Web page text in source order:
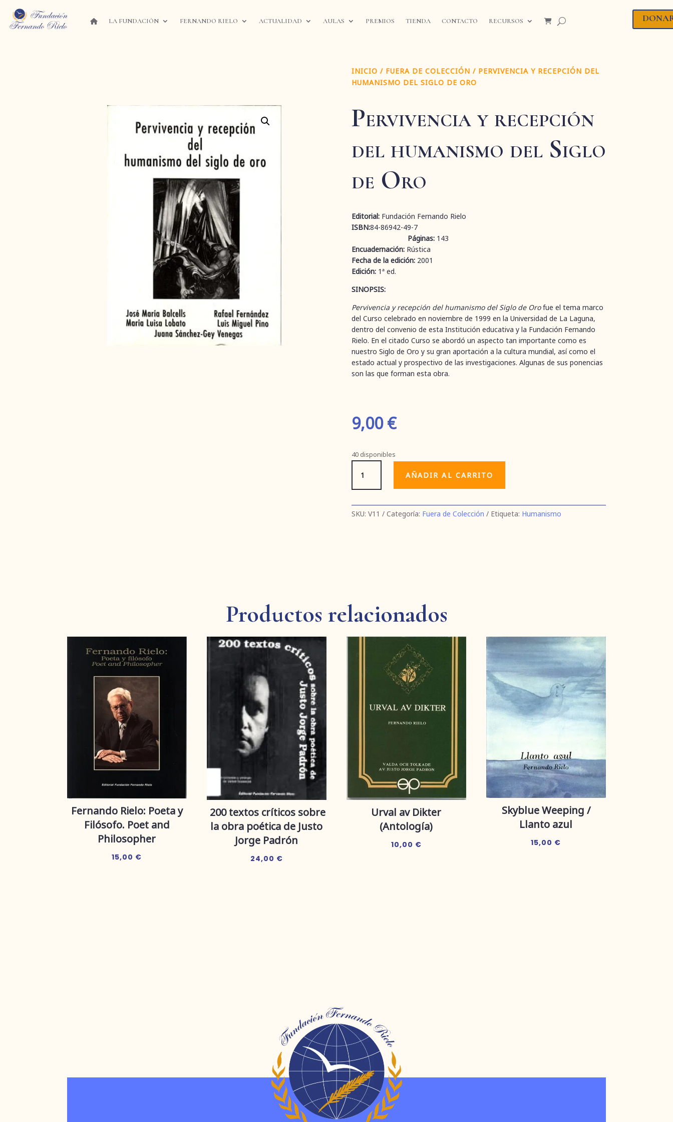
LA FUNDACIÓN FERNANDO RIELO ACTUALIDAD AULAS PREMIOS TIENDA CONTACTO RECURSOS
INICIO / FUERA DE COLECCIÓN / PERVIVENCIA Y RECEPCIÓN DEL
HUMANISMO DEL SIGLO DE ORO
Pervivencia y recepción
del humanismo del Siglo
de Oro
Editorial:Fundación Fernando Rielo
ISBN:84-86942-49-7
Páginas: 143
Encuadernación:Rústica
Fecha de la edición:2001
Edición:1ª ed.
SINOPSIS:
Pervivencia y recepción del humanismo del Siglo de Orofue el tema marco
del Curso celebrado en noviembre de 1999 en la Universidad de La Laguna,
dentro del convenio de esta Institución educativa y la Fundación Fernando
Rielo. En el citado Curso se abordó un aspecto tan importante como es
nuestro Siglo de Oro y su gran aportación a la cultura mundial, así como el
estado actual y prospectivo de las investigaciones. Algunas de sus ponencias
son las que forman esta obra.
9,00€
40 disponibles
Pervivencia
recepción
humanismo
AÑADIR AL CARRITO
SKU: V11 Categoría: Fuera de Colección Etiqueta: Humanismo
Productos relacionados
Fernando Rielo: Poeta y
Filósofo. Poet and
Philosopher
15,00 €
200 textos críticos sobre
la obra poética de Justo
Jorge Padrón
24,00 €
Urval av Dikter
(Antología)
10,00 €
Skyblue Weeping /
Llanto azul
15,00 €